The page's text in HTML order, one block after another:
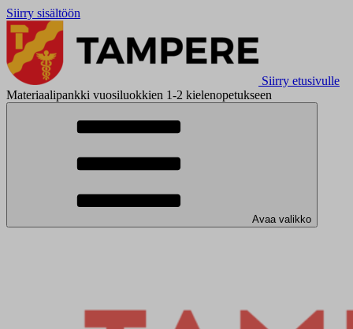
Siirry sisältöön
Siirry etusivulle
Materiaalipankki vuosiluokkien 1-2 kielenopetukseen
Avaa valikko